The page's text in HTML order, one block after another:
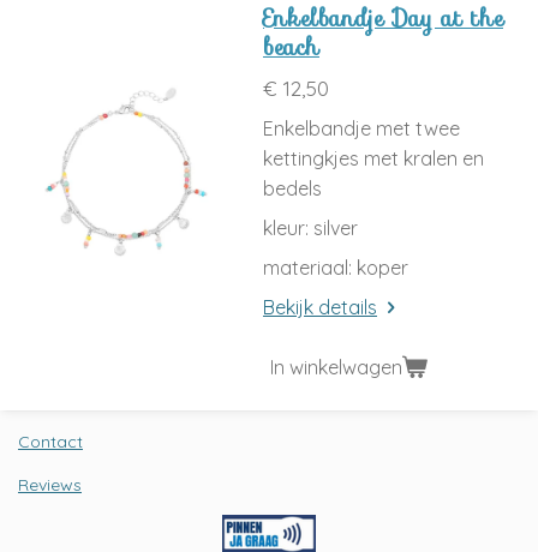
Enkelbandje Day at the
beach
€ 12,50
Enkelbandje met twee
kettingkjes met kralen en
bedels
kleur: silver
materiaal: koper
Bekijk details
In winkelwagen
Contact
Reviews